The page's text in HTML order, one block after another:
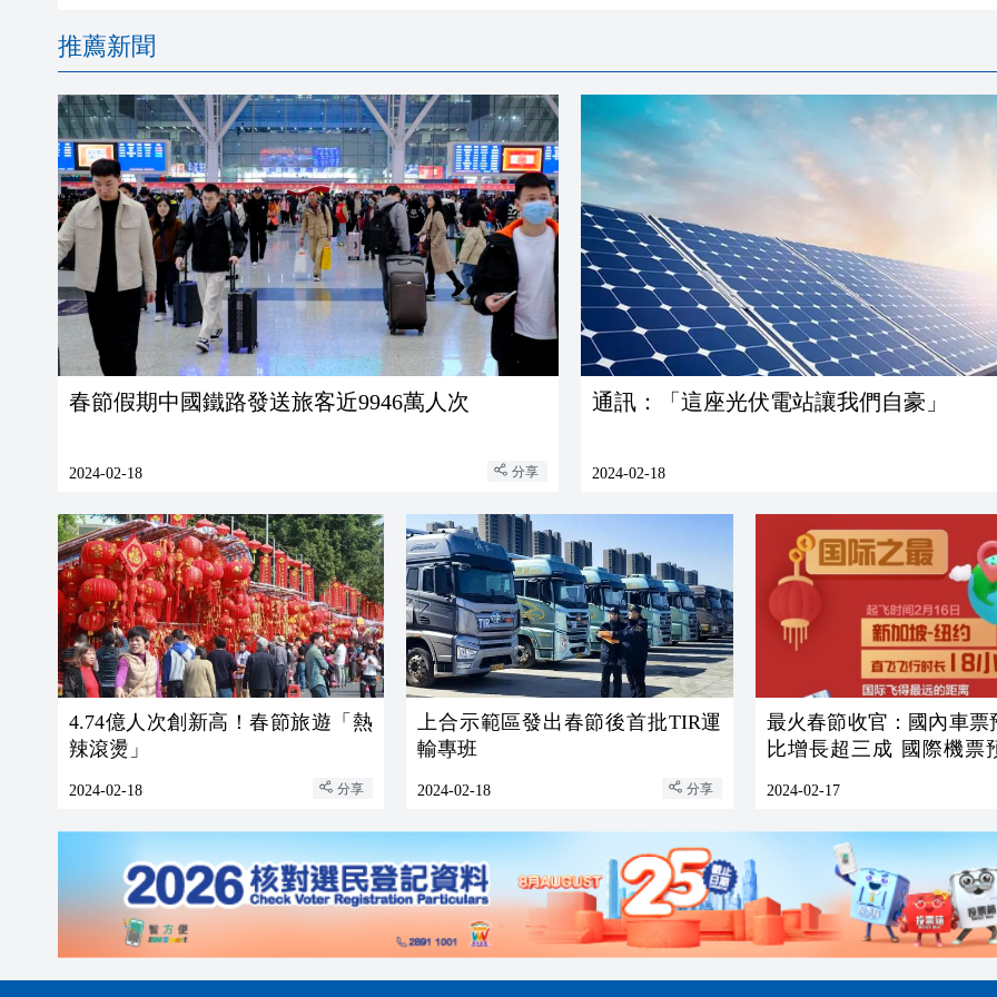
推薦新聞
春節假期中國鐵路發送旅客近9946萬人次
2024-02-18 分享
通訊：「這座光伏電站讓我們自豪」
2024-02-18
4.74億人次創新高！春節旅遊「熱
辣滾燙」
2024-02-18 分享
上合示範區發出春節後首批TIR運
輸專班
2024-02-18 分享
最火春節收官：國內車票
比增長超三成 國際機票
2024-02-17